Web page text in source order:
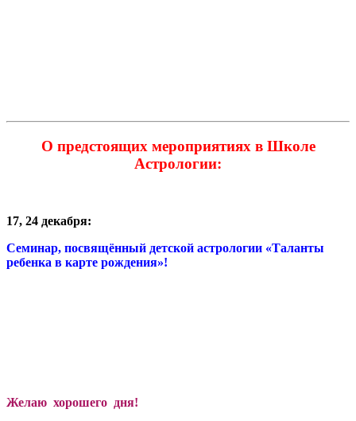
О предстоящих мероприятиях в Школе
Астрологии:
17, 24 декабря:
Семинар, посвящённый детской астрологии «Таланты
ребенка в карте рождения»!
Желаю хорошего дня!